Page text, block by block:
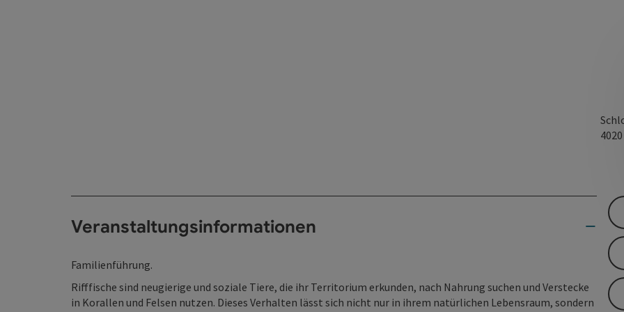
4020
Veranstaltungsinformationen
Familienführung.
Rifffische sind neugierige und soziale Tiere, die ihr Territorium erkunden, nach Nahrung suchen und Verstecke
in Korallen und Felsen nutzen. Dieses Verhalten lässt sich nicht nur in ihrem natürlichen Lebensraum, sondern